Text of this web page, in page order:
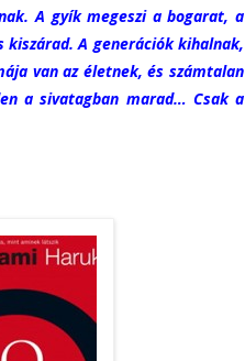
A gyík megeszi a bogarat, a
kiszárad. A generációk kihalnak,
van az életnek, és számtalan
a sivatagban marad… Csak a